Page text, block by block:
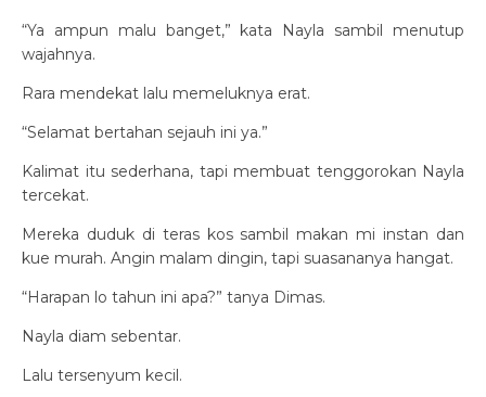
“Ya ampun malu banget,” kata Nayla sambil menutup
wajahnya.
Rara mendekat lalu memeluknya erat.
“Selamat bertahan sejauh ini ya.”
Kalimat itu sederhana, tapi membuat tenggorokan Nayla
tercekat.
Mereka duduk di teras kos sambil makan mi instan dan
kue murah. Angin malam dingin, tapi suasananya hangat.
“Harapan lo tahun ini apa?” tanya Dimas.
Nayla diam sebentar.
Lalu tersenyum kecil.